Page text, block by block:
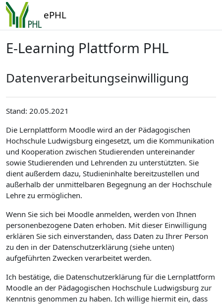
Zum Hauptinhalt
ePHL
E-Learning Plattform PHL
Datenverarbeitungseinwilligung
Stand: 20.05.2021
Die Lernplattform Moodle wird an der Pädagogischen
Hochschule Ludwigsburg eingesetzt, um die Kommunikation
und Kooperation zwischen Studierenden untereinander
sowie Studierenden und Lehrenden zu unterstützten. Sie
dient außerdem dazu, Studieninhalte bereitzustellen und
außerhalb der unmittelbaren Begegnung an der Hochschule
Lehre zu ermöglichen.
Wenn Sie sich bei Moodle anmelden, werden von Ihnen
personenbezogene Daten erhoben. Mit dieser Einwilligung
erklären Sie sich einverstanden, dass Daten zu Ihrer Person
zu den in der Datenschutzerklärung (siehe unten)
aufgeführten Zwecken verarbeitet werden.
Ich bestätige, die Datenschutzerklärung für die Lernplattform
Moodle an der Pädagogischen Hochschule Ludwigsburg zur
Kenntnis genommen zu haben. Ich willige hiermit ein, dass